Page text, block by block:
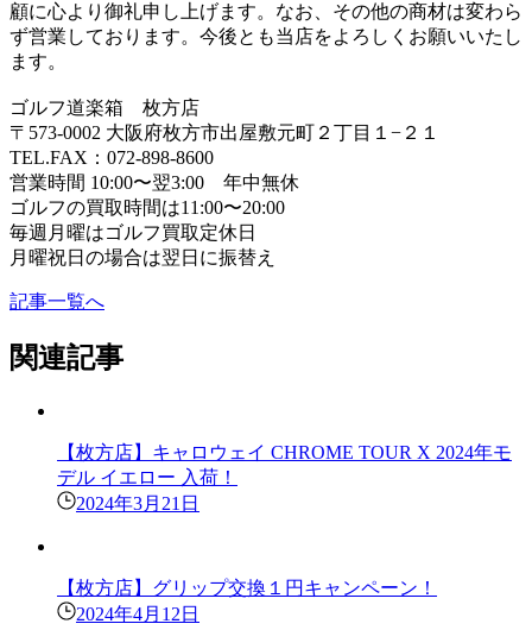
顧に心より御礼申し上げます。なお、その他の商材は変わら
ず営業しております。今後とも当店をよろしくお願いいたし
ます。
ゴルフ道楽箱 枚方店
〒573-0002 大阪府枚方市出屋敷元町２丁目１−２１
TEL.FAX：072-898-8600
営業時間 10:00〜翌3:00 年中無休
ゴルフの買取時間は11:00〜20:00
毎週月曜はゴルフ買取定休日
月曜祝日の場合は翌日に振替え
記事一覧へ
関連記事
【枚方店】キャロウェイ CHROME TOUR X 2024年モ
デル イエロー 入荷！
2024年3月21日
【枚方店】グリップ交換１円キャンペーン！
2024年4月12日